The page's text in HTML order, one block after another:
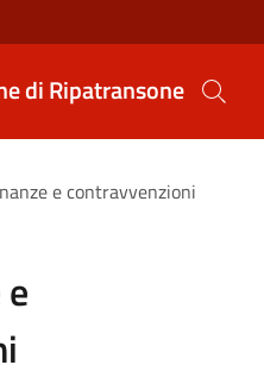
di Ripatransone
e contravvenzioni